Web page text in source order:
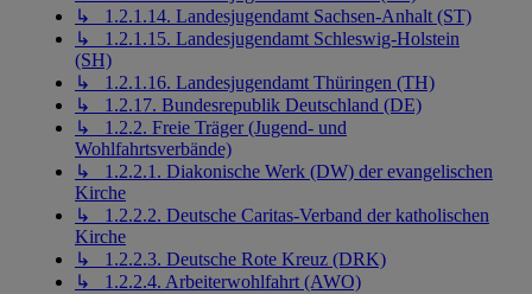
↳ 1.2.1.14. Landesjugendamt Sachsen-Anhalt (ST)
↳ 1.2.1.15. Landesjugendamt Schleswig-Holstein
(SH)
↳ 1.2.1.16. Landesjugendamt Thüringen (TH)
↳ 1.2.17. Bundesrepublik Deutschland (DE)
↳ 1.2.2. Freie Träger (Jugend- und
Wohlfahrtsverbände)
↳ 1.2.2.1. Diakonische Werk (DW) der evangelischen
Kirche
↳ 1.2.2.2. Deutsche Caritas-Verband der katholischen
Kirche
↳ 1.2.2.3. Deutsche Rote Kreuz (DRK)
↳ 1.2.2.4. Arbeiterwohlfahrt (AWO)